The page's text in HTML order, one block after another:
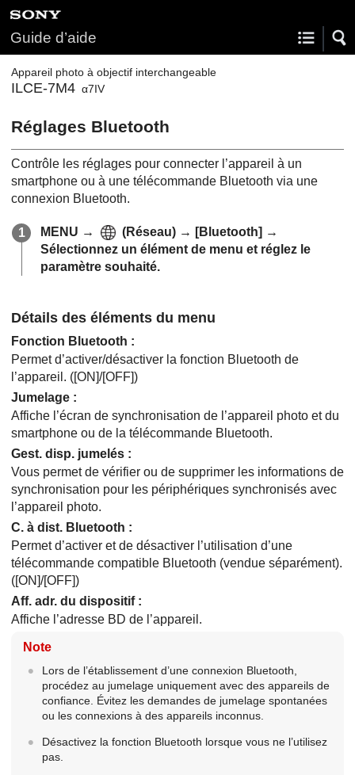
Guide d’aide
Appareil photo à objectif interchangeable
ILCE-7M4 α7IV
Réglages Bluetooth
Contrôle les réglages pour connecter l’appareil à un
smartphone ou à une télécommande Bluetooth via une
connexion Bluetooth.
MENU → (Réseau) → [Bluetooth] →
Sélectionnez un élément de menu et réglez le
paramètre souhaité.
Détails des éléments du menu
Fonction Bluetooth :
Permet d’activer/désactiver la fonction Bluetooth de
l’appareil. ([ON]/[OFF])
Jumelage :
Affiche l’écran de synchronisation de l’appareil photo et du
smartphone ou de la télécommande Bluetooth.
Gest. disp. jumelés :
Vous permet de vérifier ou de supprimer les informations de
synchronisation pour les périphériques synchronisés avec
l’appareil photo.
C. à dist. Bluetooth :
Permet d’activer et de désactiver l’utilisation d’une
télécommande compatible Bluetooth (vendue séparément).
([ON]/[OFF])
Aff. adr. du dispositif:
Affiche l’adresse BD de l’appareil.
Note
Lors de l’établissement d’une connexion Bluetooth,
procédez au jumelage uniquement avec des appareils de
confiance. Évitez les demandes de jumelage spontanées
ou les connexions à des appareils inconnus.
Désactivez la fonction Bluetooth lorsque vous ne l’utilisez
pas.